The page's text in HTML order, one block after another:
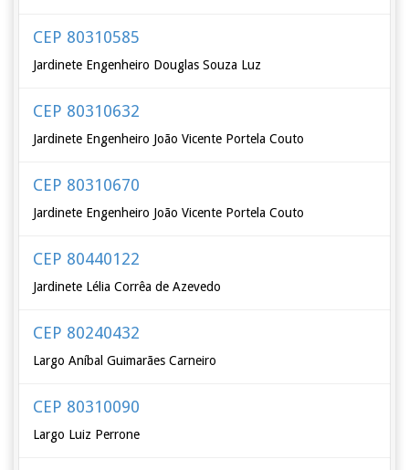
CEP 80310585
Jardinete Engenheiro Douglas Souza Luz
CEP 80310632
Jardinete Engenheiro João Vicente Portela Couto
CEP 80310670
Jardinete Engenheiro João Vicente Portela Couto
CEP 80440122
Jardinete Lélia Corrêa de Azevedo
CEP 80240432
Largo Aníbal Guimarães Carneiro
CEP 80310090
Largo Luiz Perrone